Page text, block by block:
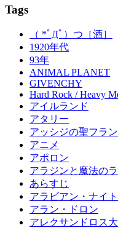
Tags
（ *ﾟДﾟ）つ［酒］
1920年代
93年
ANIMAL PLANET
GIVENCHY
Hard Rock / Heavy
アイルランド
アタリー
アッシジの聖フラ
アニメ
アポロン
アラジンと魔法の
あらすじ
アラビアン・ナイ
アラン・ドロン
アレクサンドロス